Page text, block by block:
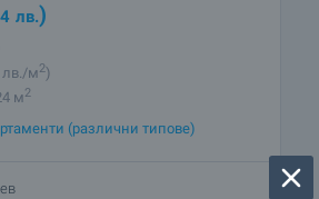
лв.)
лв./м2)
м2
(различни типове)